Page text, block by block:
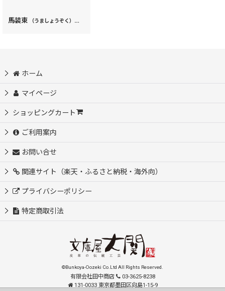
馬装束 （うましょうぞく） すっきりカードケース［t］
ホーム
マイページ
ショッピングカート
ご利用案内
お問い合せ
関連サイト（楽天・ふるさと納税・海外向）
プライバシーポリシー
特定商取引法
©Bunkoya-Oozeki Co.Ltd All Rights Reserved.
有限会社田中商店
03-3625-8238
131-0033 東京都墨田区向島1-15-9